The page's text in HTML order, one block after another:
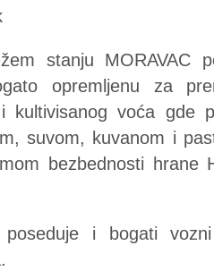
stanju MORAVAC
opremljenu za
kultivisanog voća gde
suvom, kuvanom i
bezbednosti hrane
poseduje i bogati